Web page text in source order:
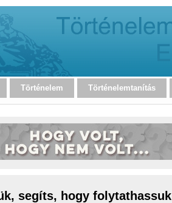
Történelem Történelemtanítás
segíts, hogy folytathassuk